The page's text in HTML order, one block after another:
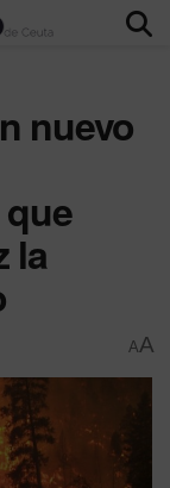
nuevo
la
AA